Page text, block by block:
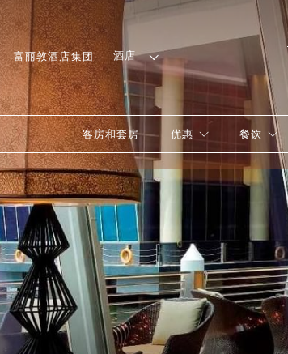
富丽敦酒店集团 酒店
客房和套房 优惠 餐饮